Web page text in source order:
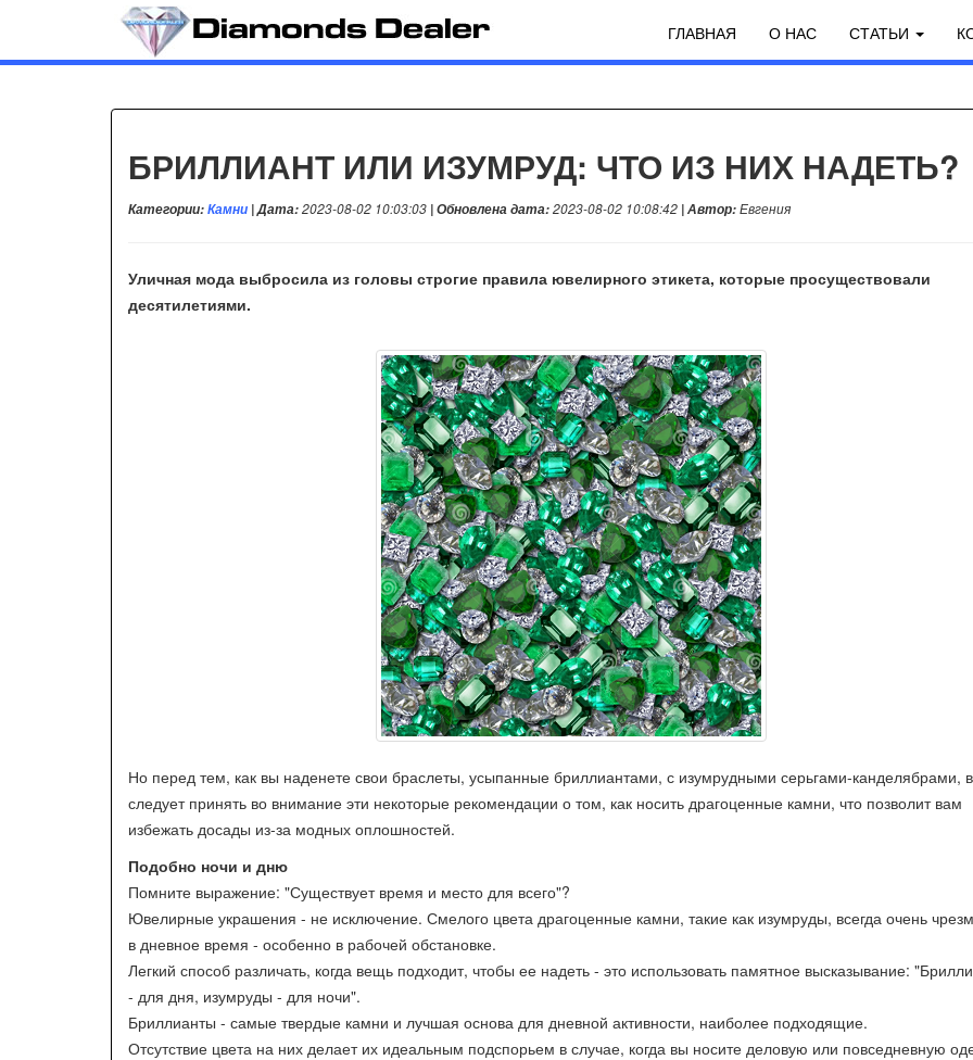
ГЛАВНАЯ О НАС СТАТЬИ
БРИЛЛИАНТ ИЛИ ИЗУМРУД: ЧТО ИЗ НИХ НАДЕТЬ?
Категории:Камни | Дата:2023-08-02 10:03:03 | Обновлена дата:2023-08-02 10:08:42 | Автор:Евгения
Уличная мода выбросила из головы строгие правила ювелирного этикета, которые просуществовали
десятилетиями.
Но перед тем, как вы наденете свои браслеты, усыпанные бриллиантами, с изумрудными серьгами-канделябрами,
следует принять во внимание эти некоторые рекомендации о том, как носить драгоценные камни, что позволит вам
избежать досады из-за модных оплошностей.
Подобно ночи и дню
Помните выражение: "Существует время и место для всего"?
Ювелирные украшения - не исключение. Смелого цвета драгоценные камни, такие как изумруды, всегда очень
в дневное время - особенно в рабочей обстановке.
Легкий способ различать, когда вещь подходит, чтобы ее надеть - это использовать памятное высказывание:
- для дня, изумруды - для ночи".
Бриллианты - самые твердые камни и лучшая основа для дневной активности, наиболее подходящие.
Отсутствие цвета на них делает их идеальным подспорьем в случае, когда вы носите деловую или повседневную